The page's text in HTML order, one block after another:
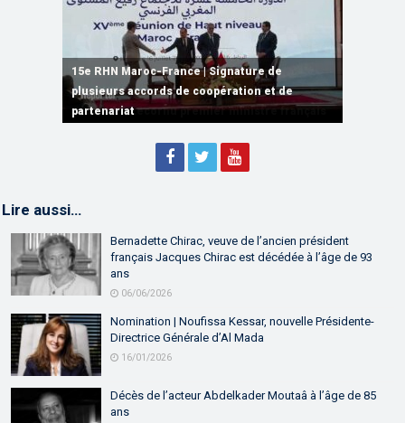
15e RHN Maroc-France | Signature de
plusieurs accords de coopération et de
partenariat
15e RHN Maroc-France | Discours de
Sébastien Lecornu premier ministre français
15e Réunion de Haut Niveau Maroc-France |
Discours de M. Aziz Akhannouch
Lire aussi…
Bernadette Chirac, veuve de l’ancien président
français Jacques Chirac est décédée à l’âge de 93
ans
06/06/2026
Nomination | Noufissa Kessar, nouvelle Présidente-
Directrice Générale d’Al Mada
16/01/2026
Décès de l’acteur Abdelkader Moutaâ à l’âge de 85
ans